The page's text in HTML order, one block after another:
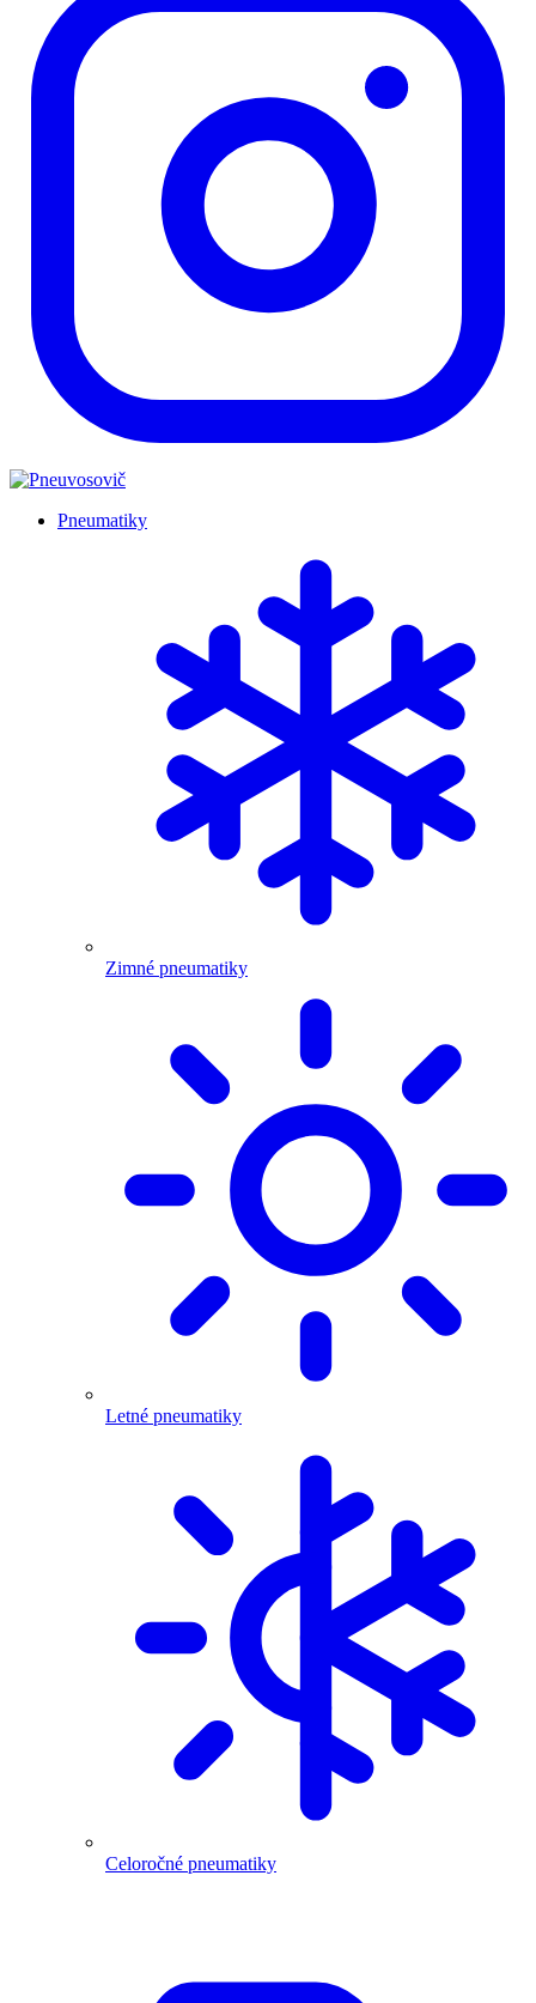
Pneumatiky
Zimné pneumatiky
Letné pneumatiky
Celoročné pneumatiky